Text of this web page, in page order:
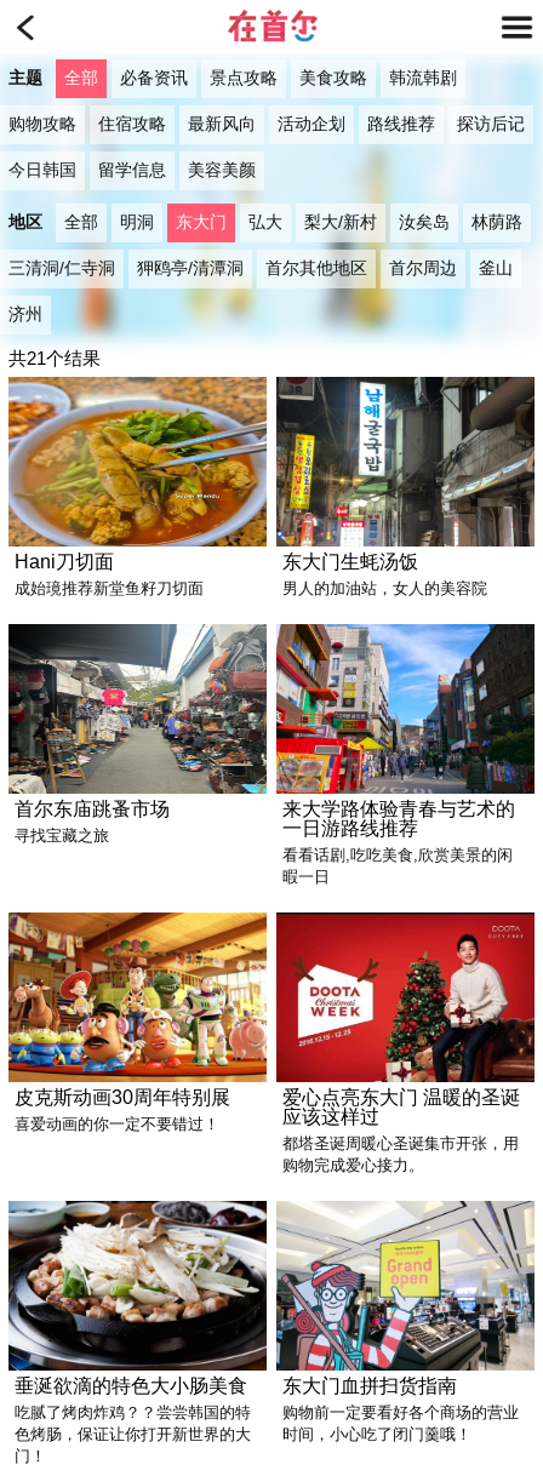
主题 全部 必备资讯 景点攻略 美食攻略 韩流韩剧
购物攻略 住宿攻略 最新风向 活动企划 路线推荐 探访后记
今日韩国 留学信息 美容美颜
地区 全部 明洞 东大门 弘大 梨大/新村 汝矣岛 林荫路
三清洞/仁寺洞 狎鸥亭/清潭洞 首尔其他地区 首尔周边 釜山
济州
共21个结果
Hani刀切面
成始璄推荐新堂鱼籽刀切面
东大门生蚝汤饭
男人的加油站，女人的美容院
首尔东庙跳蚤市场
寻找宝藏之旅
来大学路体验青春与艺术的
一日游路线推荐
看看话剧,吃吃美食,欣赏美景的闲
暇一日
皮克斯动画30周年特别展
喜爱动画的你一定不要错过！
爱心点亮东大门 温暖的圣诞
应该这样过
都塔圣诞周暖心圣诞集市开张，用
购物完成爱心接力。
垂涎欲滴的特色大小肠美食
吃腻了烤肉炸鸡？？尝尝韩国的特
色烤肠，保证让你打开新世界的大
门！
东大门血拼扫货指南
购物前一定要看好各个商场的营业
时间，小心吃了闭门羹哦！